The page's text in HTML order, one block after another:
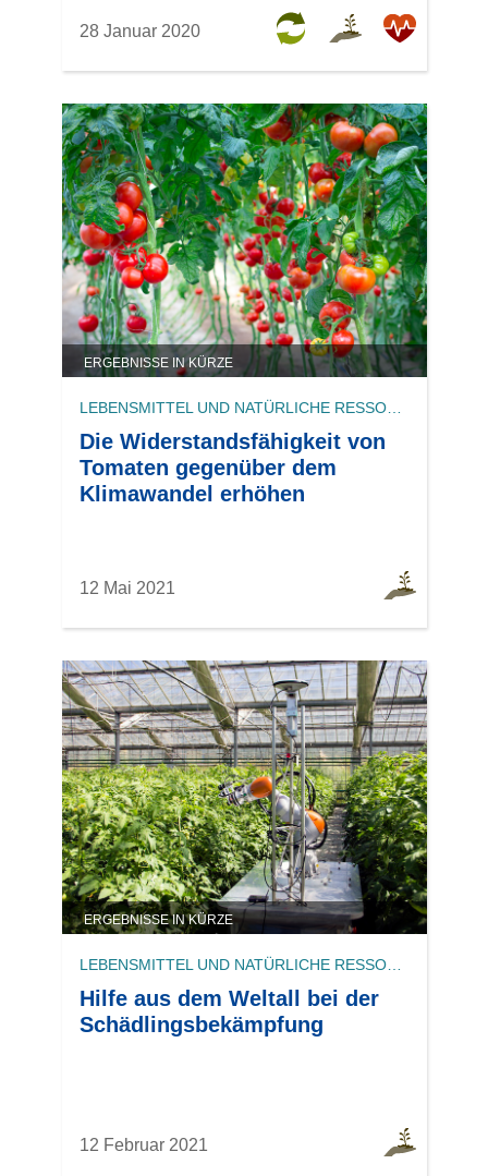
28 Januar 2020
ERGEBNISSE IN KÜRZE
LEBENSMITTEL UND NATÜRLICHE RESSOURCEN
Die Widerstandsfähigkeit von
Tomaten gegenüber dem
Klimawandel erhöhen
12 Mai 2021
ERGEBNISSE IN KÜRZE
LEBENSMITTEL UND NATÜRLICHE RESSOURCEN
Hilfe aus dem Weltall bei der
Schädlingsbekämpfung
12 Februar 2021